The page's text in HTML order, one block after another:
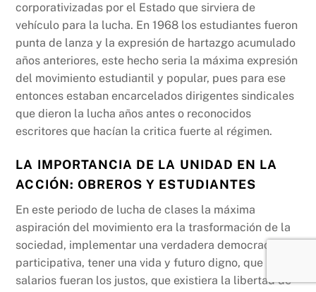
corporativizadas por el Estado que sirviera de
vehículo para la lucha. En 1968 los estudiantes fueron
punta de lanza y la expresión de hartazgo acumulado
años anteriores, este hecho seria la máxima expresión
del movimiento estudiantil y popular, pues para ese
entonces estaban encarcelados dirigentes sindicales
que dieron la lucha años antes o reconocidos
escritores que hacían la critica fuerte al régimen.
LA IMPORTANCIA DE LA UNIDAD EN LA
ACCIÓN: OBREROS Y ESTUDIANTES
En este periodo de lucha de clases la máxima
aspiración del movimiento era la trasformación de la
sociedad, implementar una verdadera democracia
participativa, tener una vida y futuro digno, que los
salarios fueran los justos, que existiera la libertad de